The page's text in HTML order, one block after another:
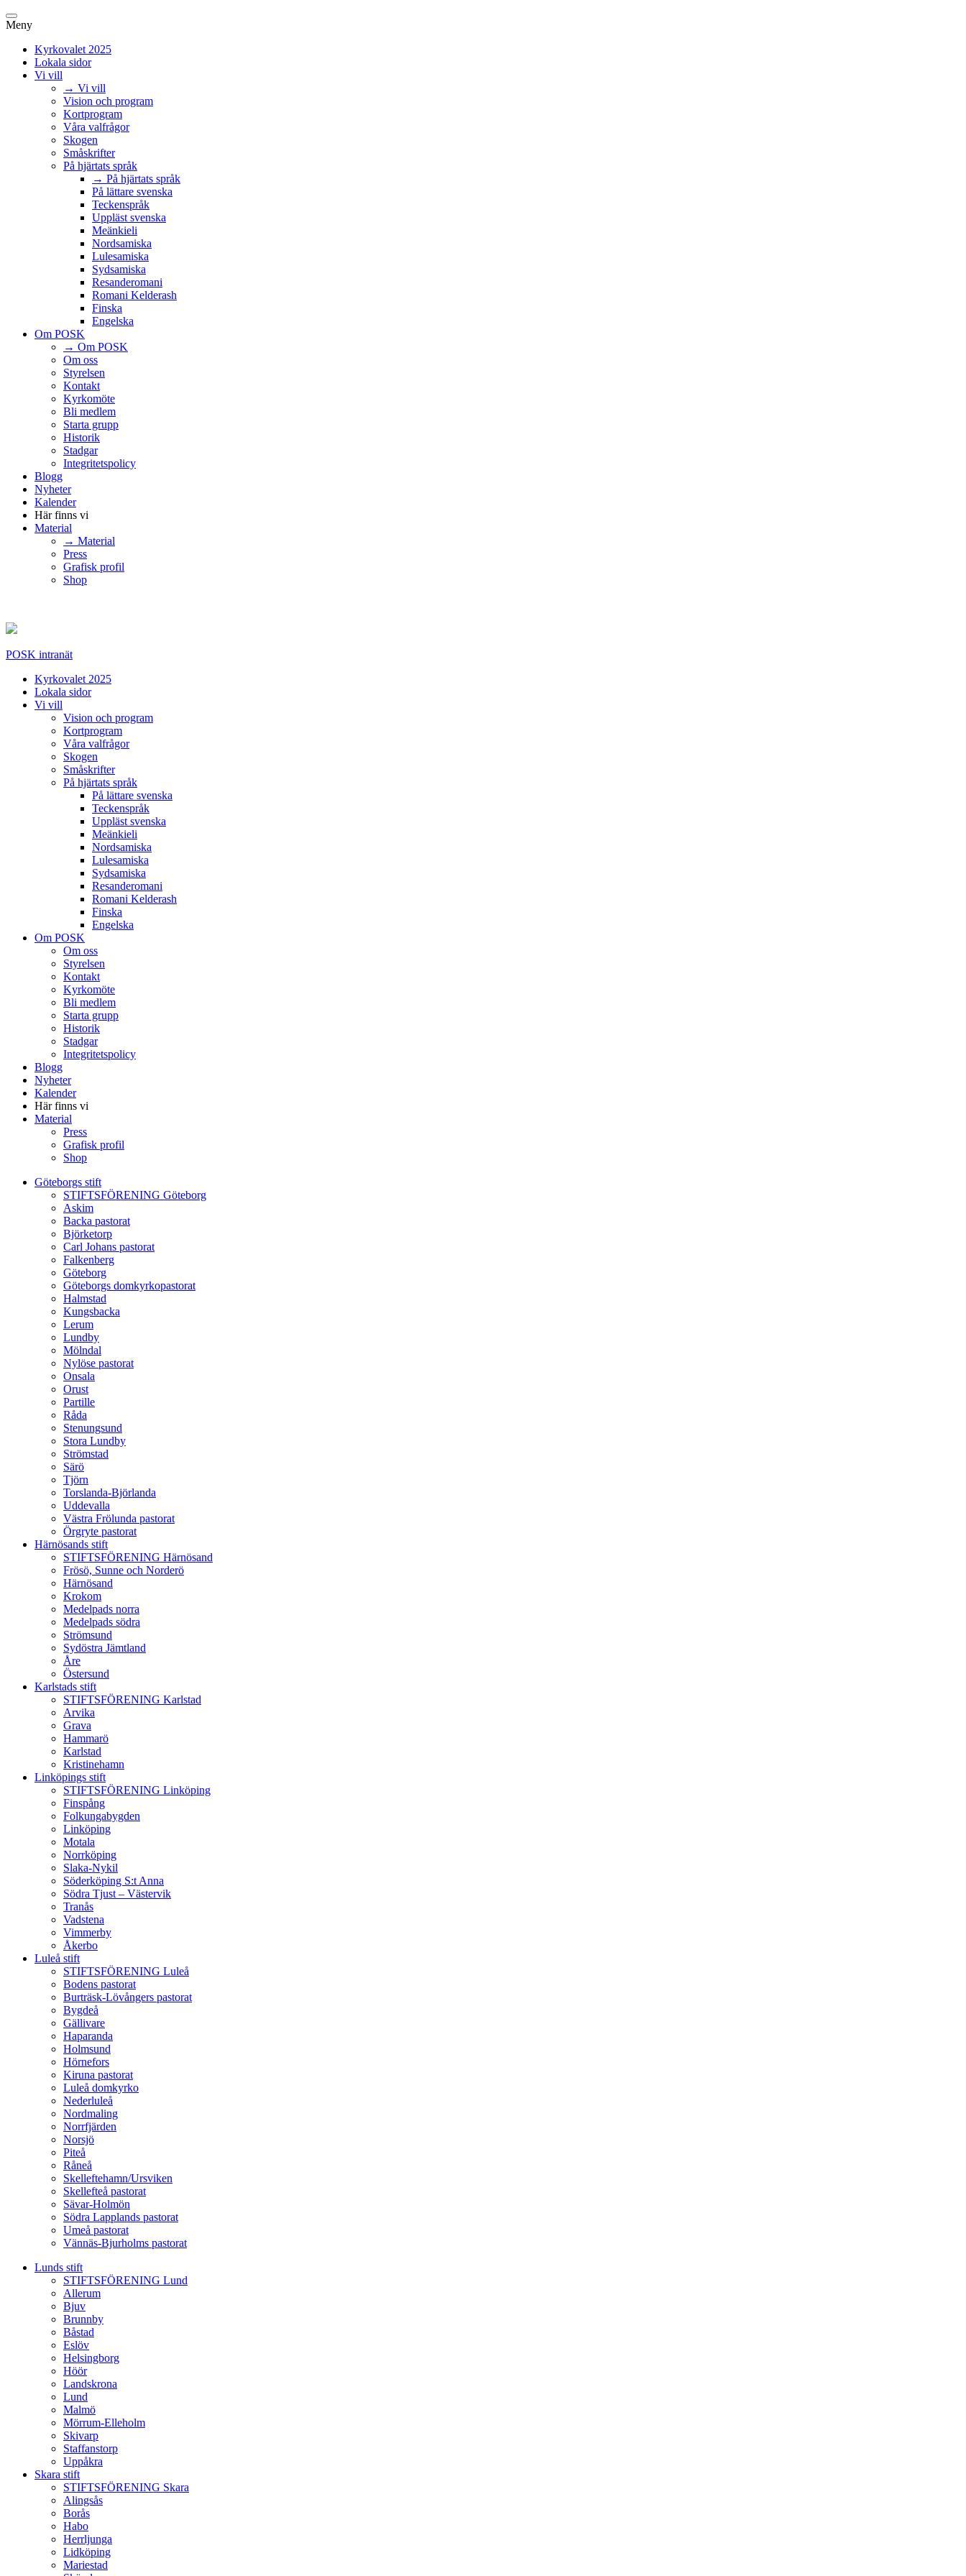
Meny
Kyrkovalet 2025
Lokala sidor
Vi vill
→ Vi vill
Vision och program
Kortprogram
Våra valfrågor
Skogen
Småskrifter
På hjärtats språk
→ På hjärtats språk
På lättare svenska
Teckenspråk
Uppläst svenska
Meänkieli
Nordsamiska
Lulesamiska
Sydsamiska
Resanderomani
Romani Kelderash
Finska
Engelska
Om POSK
→ Om POSK
Om oss
Styrelsen
Kontakt
Kyrkomöte
Bli medlem
Starta grupp
Historik
Stadgar
Integritetspolicy
Blogg
Nyheter
Kalender
Här finns vi
Material
→ Material
Press
Grafisk profil
Shop
POSK intranät
Kyrkovalet 2025
Lokala sidor
Vi vill
Vision och program
Kortprogram
Våra valfrågor
Skogen
Småskrifter
På hjärtats språk
På lättare svenska
Teckenspråk
Uppläst svenska
Meänkieli
Nordsamiska
Lulesamiska
Sydsamiska
Resanderomani
Romani Kelderash
Finska
Engelska
Om POSK
Om oss
Styrelsen
Kontakt
Kyrkomöte
Bli medlem
Starta grupp
Historik
Stadgar
Integritetspolicy
Blogg
Nyheter
Kalender
Här finns vi
Material
Press
Grafisk profil
Shop
Göteborgs stift
STIFTSFÖRENING Göteborg
Askim
Backa pastorat
Björketorp
Carl Johans pastorat
Falkenberg
Göteborg
Göteborgs domkyrkopastorat
Halmstad
Kungsbacka
Lerum
Lundby
Mölndal
Nylöse pastorat
Onsala
Orust
Partille
Råda
Stenungsund
Stora Lundby
Strömstad
Särö
Tjörn
Torslanda-Björlanda
Uddevalla
Västra Frölunda pastorat
Örgryte pastorat
Härnösands stift
STIFTSFÖRENING Härnösand
Frösö, Sunne och Norderö
Härnösand
Krokom
Medelpads norra
Medelpads södra
Strömsund
Sydöstra Jämtland
Åre
Östersund
Karlstads stift
STIFTSFÖRENING Karlstad
Arvika
Grava
Hammarö
Karlstad
Kristinehamn
Linköpings stift
STIFTSFÖRENING Linköping
Finspång
Folkungabygden
Linköping
Motala
Norrköping
Slaka-Nykil
Söderköping S:t Anna
Södra Tjust – Västervik
Tranås
Vadstena
Vimmerby
Åkerbo
Luleå stift
STIFTSFÖRENING Luleå
Bodens pastorat
Burträsk-Lövångers pastorat
Bygdeå
Gällivare
Haparanda
Holmsund
Hörnefors
Kiruna pastorat
Luleå domkyrko
Nederluleå
Nordmaling
Norrfjärden
Norsjö
Piteå
Råneå
Skelleftehamn/Ursviken
Skellefteå pastorat
Sävar-Holmön
Södra Lapplands pastorat
Umeå pastorat
Vännäs-Bjurholms pastorat
Lunds stift
STIFTSFÖRENING Lund
Allerum
Bjuv
Brunnby
Båstad
Eslöv
Helsingborg
Höör
Landskrona
Lund
Malmö
Mörrum-Elleholm
Skivarp
Staffanstorp
Uppåkra
Skara stift
STIFTSFÖRENING Skara
Alingsås
Borås
Habo
Herrljunga
Lidköping
Mariestad